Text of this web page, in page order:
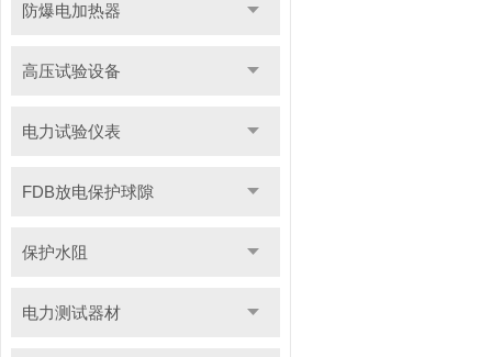
防爆电加热器
高压试验设备
电力试验仪表
FDB放电保护球隙
保护水阻
电力测试器材